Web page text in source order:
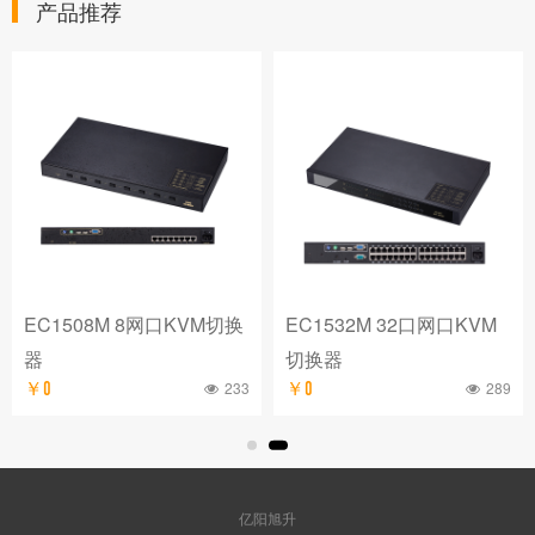
产品推荐
EC1508M 8网口KVM切换
器
￥0 233
EC1532M 32口网口KVM
切换器
￥0 289
亿阳旭升